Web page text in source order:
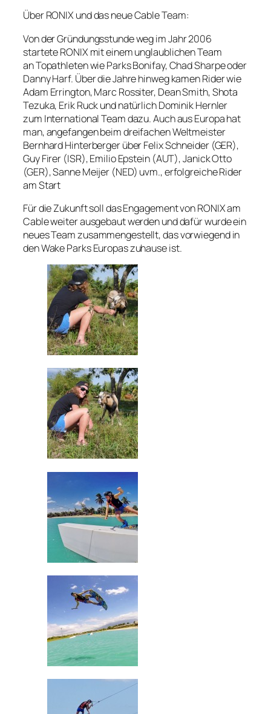
Über RONIX und das neue Cable Team:
Von der Gründungsstunde weg im Jahr 2006
startete RONIX mit einem unglaublichen Team
an Topathleten wie Parks Bonifay, Chad Sharpe oder
Danny Harf. Über die Jahre hinweg kamen Rider wie
Adam Errington, Marc Rossiter, Dean Smith, Shota
Tezuka, Erik Ruck und natürlich Dominik Hernler
zum International Team dazu. Auch aus Europa hat
man, angefangen beim dreifachen Weltmeister
Bernhard Hinterberger über Felix Schneider (GER),
Guy Firer (ISR), Emilio Epstein (AUT), Janick Otto
(GER), Sanne Meijer (NED) uvm., erfolgreiche Rider
am Start
Für die Zukunft soll das Engagement von RONIX am
Cable weiter ausgebaut werden und dafür wurde ein
neues Team zusammengestellt, das vorwiegend in
den Wake Parks Europas zuhause ist.